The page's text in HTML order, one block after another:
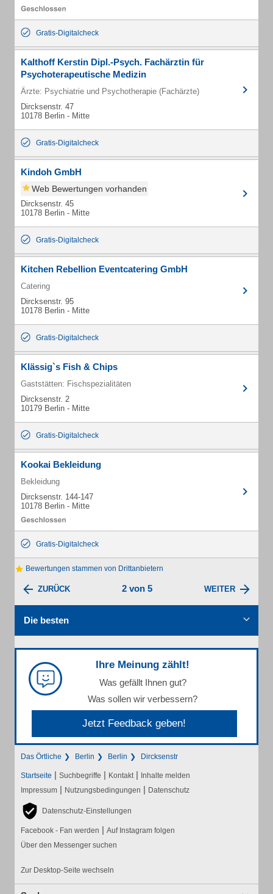
Gratis-Digitalcheck
Kalthoff Kerstin Dipl.-Psych. Fachärztin für
Psychoterapeutische Medizin
Ärzte: Psychiatrie und Psychotherapie (Fachärzte)
Dircksenstr. 47
10178 Berlin - Mitte
Gratis-Digitalcheck
Kindoh GmbH
Web Bewertungen vorhanden
Dircksenstr. 45
10178 Berlin - Mitte
Gratis-Digitalcheck
Kitchen Rebellion Eventcatering GmbH
Catering
Dircksenstr. 95
10178 Berlin - Mitte
Gratis-Digitalcheck
Klässig`s Fish & Chips
Gaststätten: Fischspezialitäten
Dircksenstr. 2
10179 Berlin - Mitte
Gratis-Digitalcheck
Kookai Bekleidung
Bekleidung
Dircksenstr. 144-147
10178 Berlin - Mitte
Gratis-Digitalcheck
Bewertungen stammen von Drittanbietern
ZURÜCK 2 von 5 WEITER
Die besten
Ihre Meinung zählt!
Was gefällt Ihnen gut?
Was sollen wir verbessern?
Jetzt Feedback geben!
Das Örtliche Berlin Berlin Dircksenstr
Startseite | Suchbegriffe | Kontakt | Inhalte melden
Impressum | Nutzungsbedingungen | Datenschutz
Datenschutz-Einstellungen
Facebook - Fan werden | Auf Instagram folgen
Über den Messenger suchen
Zur Desktop-Seite wechseln